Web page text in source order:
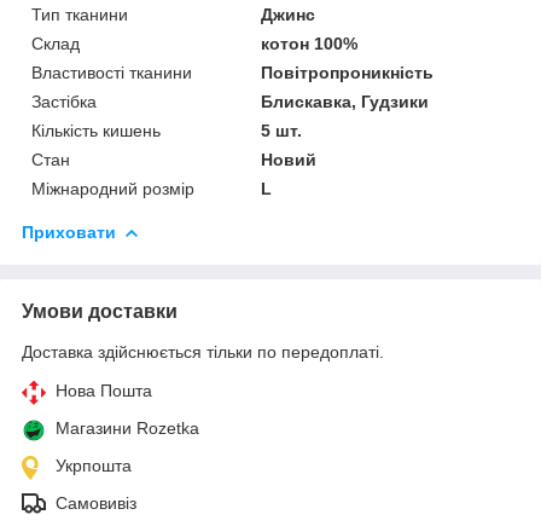
Тип тканини
Джинс
Склад
котон 100%
Властивості тканини
Повітропроникність
Застібка
Блискавка, Гудзики
Кількість кишень
5 шт.
Стан
Новий
Міжнародний розмір
L
Приховати
Умови доставки
Доставка здійснюється тільки по передоплаті.
Нова Пошта
Магазини Rozetka
Укрпошта
Самовивіз